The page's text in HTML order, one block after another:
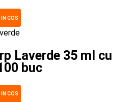
COS
Laverde 35 ml cu
buc
COS